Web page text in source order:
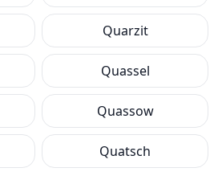
Quarzit
Quassel
Quassow
Quatsch